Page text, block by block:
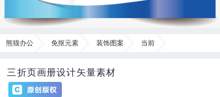
熊猫办公 免抠元素 装饰图案 当前
三折页画册设计矢量素材